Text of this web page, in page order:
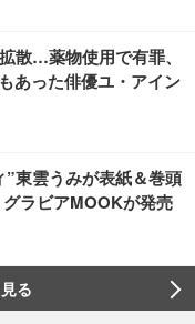
散…薬物使用で有罪、
あった俳優ユ・アイン
東雲うみが表紙＆巻頭
ラビアMOOKが発売
る